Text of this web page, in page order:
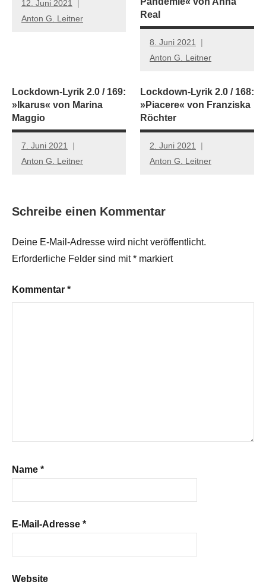
12. Juni 2021
Anton G. Leitner
Real
8. Juni 2021
Anton G. Leitner
Lockdown-Lyrik 2.0 / 169:
»Ikarus« von Marina
Maggio
7. Juni 2021
Anton G. Leitner
Lockdown-Lyrik 2.0 / 168:
»Piacere« von Franziska
Röchter
2. Juni 2021
Anton G. Leitner
Schreibe einen Kommentar
Deine E-Mail-Adresse wird nicht veröffentlicht.
Erforderliche Felder sind mit* markiert
Kommentar *
Name *
E-Mail-Adresse *
Website